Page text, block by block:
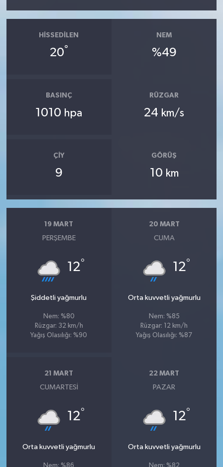
HISSEDILEN
20°
NEM
%49
BASINÇ
1010 hpa
RÜZGAR
24 km/s
ÇIY
9
GÖRÜŞ
10 km
19 MART
PERŞEMBE
12°
Şiddetli yağmurlu
Nem: %80
Rüzgar: 32 km/h
Yağış Olasılığı: %90
20 MART
CUMA
12°
Orta kuvvetli yağmurlu
Nem: %85
Rüzgar: 12 km/h
Yağış Olasılığı: %87
21 MART
CUMARTESI
12°
Orta kuvvetli yağmurlu
22 MART
PAZAR
12°
Orta kuvvetli yağmurlu